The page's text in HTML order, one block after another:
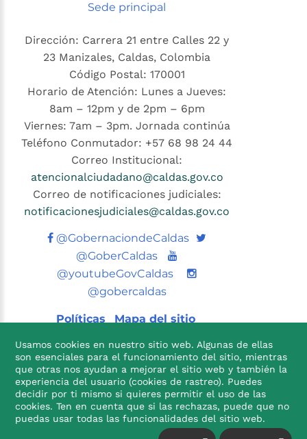
Sede principal
Dirección: Carrera 21 entre Calles 22 y
23 Manizales, Caldas, Colombia
Código Postal: 170001
Horario de Atención: Lunes a Jueves:
8am – 12pm y de 2pm – 6pm
Viernes: 7am – 3pm. Jornada continúa
Teléfono Conmutador: +57 68 98 24 44
Correo Institucional:
atencionalciudadano@caldas.gov.co
Correo de notificaciones judiciales:
notificacionesjudiciales@caldas.gov.co
@GobernaciondeCaldas Twitter
@GoberCaldas
Youtube
@youtubeGovCaldas
@gobercaldas
Políticas Mapa del sitio

Usamos cookies en nuestro sitio web. Algunas de ellas
son esenciales para el funcionamiento del sitio, mientras
que otras nos ayudan a mejorar el sitio web y también la
experiencia del usuario (cookies de rastreo). Puedes
decidir por ti mismo si quieres permitir el uso de las
cookies. Ten en cuenta que si las rechazas, puede que no
puedas usar todas las funcionalidades del sitio web.